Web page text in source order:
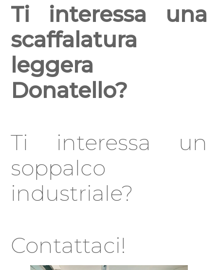
Ti interessa una
scaffalatura
leggera
Donatello?
Ti interessa un
soppalco
industriale?
Contattaci!